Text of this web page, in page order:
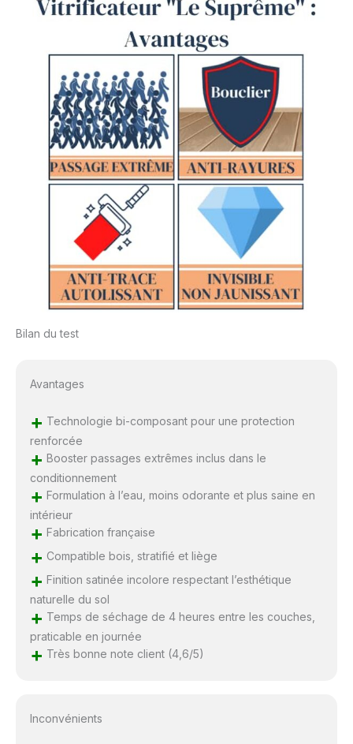
Bilan du test
Avantages
+ Technologie bi-composant pour une protection
renforcée
+ Booster passages extrêmes inclus dans le
conditionnement
+ Formulation à l’eau, moins odorante et plus saine en
intérieur
+ Fabrication française
+ Compatible bois, stratifié et liège
+ Finition satinée incolore respectant l’esthétique
naturelle du sol
+ Temps de séchage de 4 heures entre les couches,
praticable en journée
+ Très bonne note client (4,6/5)
Inconvénients